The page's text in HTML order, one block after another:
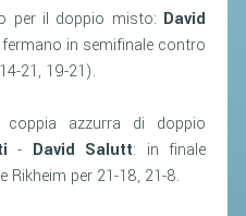
per il doppio misto: David
in semifinale contro
21, 19-21).
azzurra di doppio
- David Salutt: in finale
Rikheim per 21-18, 21-8.
NAZIONALE